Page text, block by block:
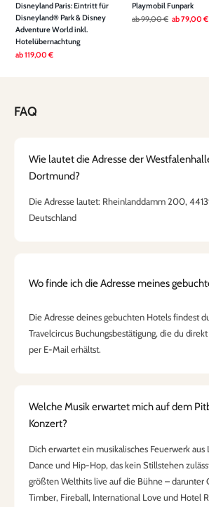
Disneyland Paris: Eintritt für
Disneyland® Park & Disney
Adventure World inkl.
Hotelübernachtung
ab119,00 €
Playmobil Funpark
ab99,00 € ab79,00 €
FAQ
Wie lautet die Adresse der
Dortmund?
Die Adresse lautet: Rheinlanddamm 200,
Deutschland
Wo finde ich die Adresse meines
Die Adresse deines gebuchten Hotels findest
Travelcircus Buchungsbestätigung, die du
per E-Mail erhältst.
Welche Musik erwartet mich auf dem
Konzert?
Dich erwartet ein musikalisches Feuerwerk aus
Dance und Hip-Hop, das kein Stillstehen
größten Welthits live auf die Bühne – darunter
Timber, Fireball, International Love und Hotel